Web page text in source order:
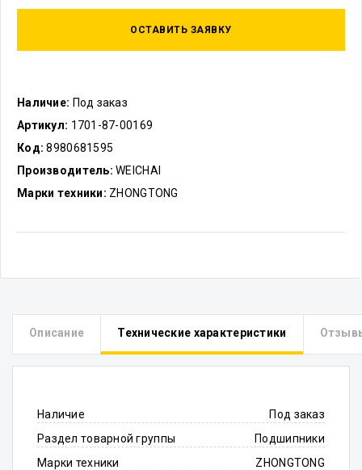
Наличие: Под заказ
Артикул: 1701-87-00169
Код: 8980681595
Производитель: WEICHAI
Марки техники: ZHONGTONG
ОСТАВИТЬ ЗАЯВКУ
Описание Технические характеристики
Наличие
Под заказ
Раздел товарной группы
Подшипники
Марки техники
ZHONGTONG